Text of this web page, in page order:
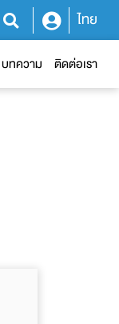
ไทย
บทความ ติดต่อเรา